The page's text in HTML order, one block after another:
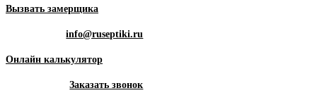
Вызвать замерщика
info@ruseptiki.ru
Онлайн калькулятор
Заказать звонок